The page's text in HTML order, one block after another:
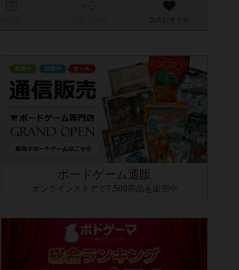
次のおすすめ
ボードゲーム通販
オンラインストアで7,500商品を販売中